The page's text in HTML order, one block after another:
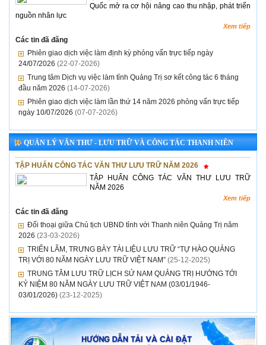
Quốc mở ra cơ hội nâng cao thu nhập, phát triển
nguồn nhân lực
Xem tiếp
Các tin đã đăng
Phiên giao dịch việc làm định kỳ phỏng vấn trực tiếp ngày
24/07/2026 (22-07-2026)
Trung tâm Dịch vụ việc làm tỉnh Quảng Trị sơ kết công tác 6 tháng
đầu năm 2026 (14-07-2026)
Phiên giao dịch việc làm lần thứ 14 năm 2026 phỏng vấn trực tiếp
ngày 10/07/2026 (07-07-2026)
QUẢN LÝ VĂN THƯ - LƯU TRỮ VÀ CÔNG TÁC THANH NIÊN
TẬP HUẤN CÔNG TÁC VĂN THƯ LƯU TRỮ NĂM 2026
TẬP HUẤN CÔNG TÁC VĂN THƯ LƯU TRỮ
NĂM 2026
Xem tiếp
Các tin đã đăng
Đối thoại giữa Chủ tịch UBND tỉnh với Thanh niên Quảng Trị năm
2026 (23-03-2026)
TRIỂN LÃM, TRƯNG BÀY TÀI LIỆU LƯU TRỮ “TỰ HÀO QUẢNG
TRỊ VỚI 80 NĂM NGÀY LƯU TRỮ VIỆT NAM” (25-12-2025)
TRUNG TÂM LƯU TRỮ LỊCH SỬ NAM QUẢNG TRỊ HƯỚNG TỚI
KỶ NIỆM 80 NĂM NGÀY LƯU TRỮ VIỆT NAM (03/01/1946-
03/01/2026) (23-12-2025)